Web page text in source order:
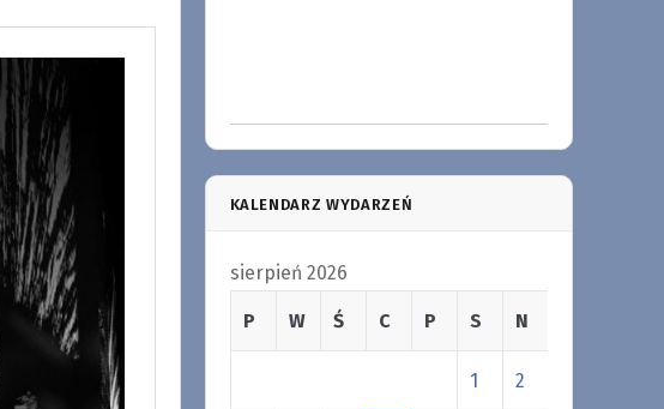
KALENDARZ WYDARZEŃ
sierpień 2026
P W Ś C P S N
1 2